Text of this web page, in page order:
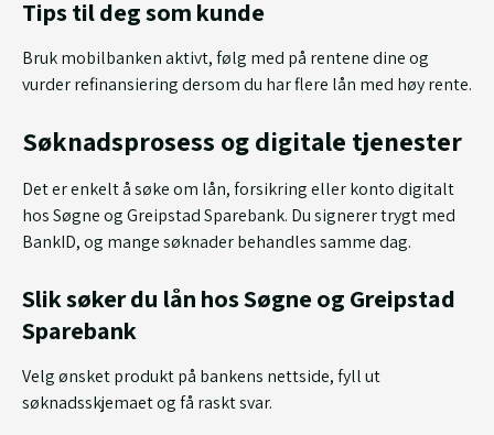
Tips til deg som kunde
Bruk mobilbanken aktivt, følg med på rentene dine og
vurder refinansiering dersom du har flere lån med høy rente.
Søknadsprosess og digitale tjenester
Det er enkelt å søke om lån, forsikring eller konto digitalt
hos Søgne og Greipstad Sparebank. Du signerer trygt med
BankID, og mange søknader behandles samme dag.
Slik søker du lån hos Søgne og Greipstad
Sparebank
Velg ønsket produkt på bankens nettside, fyll ut
søknadsskjemaet og få raskt svar.